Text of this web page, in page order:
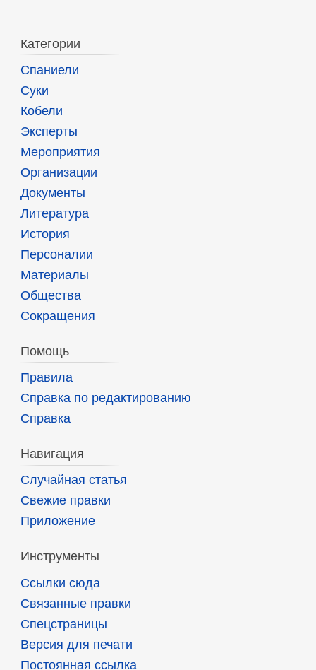
Категории
Спаниели
Суки
Кобели
Эксперты
Мероприятия
Организации
Документы
Литература
История
Персоналии
Материалы
Общества
Сокращения
Помощь
Правила
Справка по редактированию
Справка
Навигация
Случайная статья
Свежие правки
Приложение
Инструменты
Ссылки сюда
Связанные правки
Спецстраницы
Версия для печати
Постоянная ссылка